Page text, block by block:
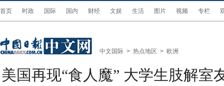
首页 时政 国际 国内 财经 文娱 生活 图片 视频 专栏
中文国际 > 热点地区 > 欧洲
美国再现“食人魔” 大学生肢解室